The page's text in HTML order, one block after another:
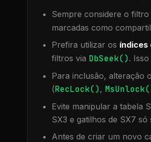
Sempre considere o filtro
marcadas como
Prefira utilizar os índices
filtros via DbSeek().
Para inclusão, alteração
(RecLock(),
Evite manipular a tabela
SX3 e gatilhos de SX7
Antes de criar um novo